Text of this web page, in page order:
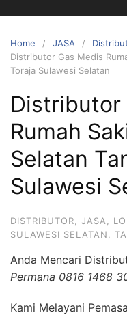
Home JASA
Distributor Gas Medis
Toraja Sulawesi Selatan
Distributor
Rumah
Selatan
Sulawesi
DISTRIBUTOR JASA
SULAWESI SELATAN
Anda Mencari
Permana 0816 1468
Kami Melayani